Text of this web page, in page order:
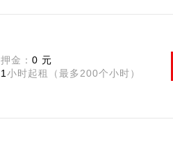
押金： 0 元
1 小时起租（最多200个小时）